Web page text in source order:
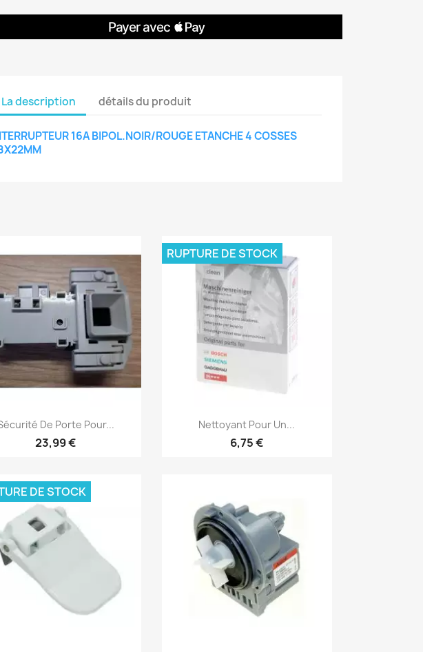
La description détails du produit
16A BIPOL.NOIR/ROUGE ETANCHE 4 COSSES
Aperçu rapide
De Porte Pour...
23,99 €
Aperçu rapide
Nettoyant Pour Un...
6,75 €
RUPTURE DE STOCK
DE STOCK